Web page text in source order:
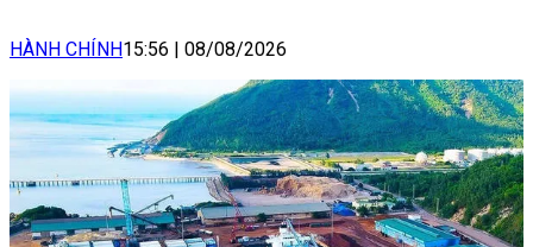
HÀNH CHÍNH15:56 | 08/08/2026